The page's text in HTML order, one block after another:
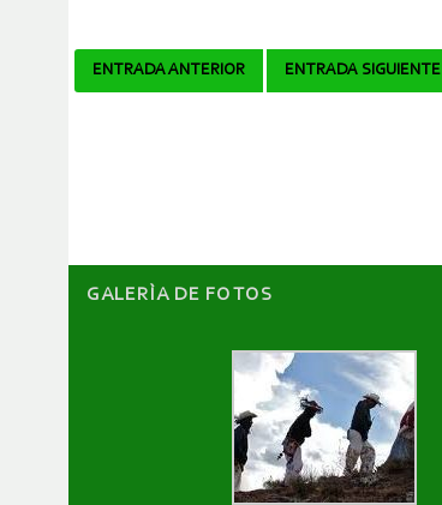
Navegador
ENTRADA ANTERIOR ENTRADA SIGUIENTE
GALERÌA DE FOTOS